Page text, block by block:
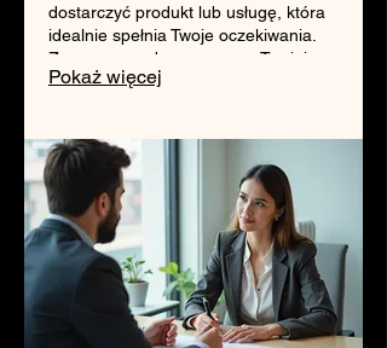
dostarczyć produkt lub usługę, która
idealnie spełnia Twoje oczekiwania.
Zapraszamy do rozmowy o Twojej
wizji.
Pokaż więcej